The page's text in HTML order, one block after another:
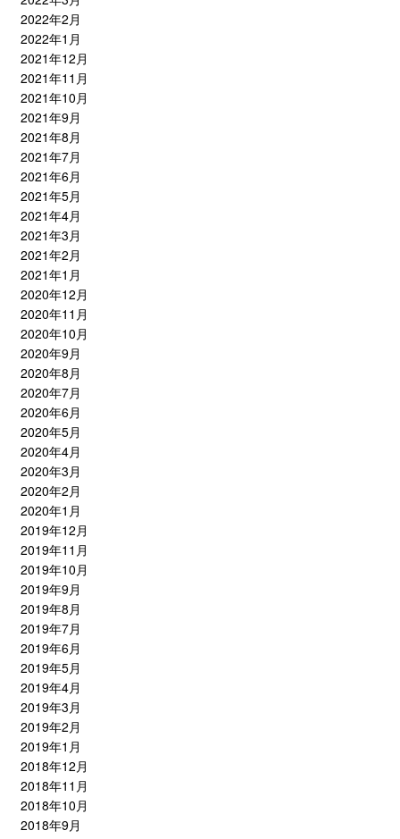
2022年2月
2022年1月
2021年12月
2021年11月
2021年10月
2021年9月
2021年8月
2021年7月
2021年6月
2021年5月
2021年4月
2021年3月
2021年2月
2021年1月
2020年12月
2020年11月
2020年10月
2020年9月
2020年8月
2020年7月
2020年6月
2020年5月
2020年4月
2020年3月
2020年2月
2020年1月
2019年12月
2019年11月
2019年10月
2019年9月
2019年8月
2019年7月
2019年6月
2019年5月
2019年4月
2019年3月
2019年2月
2019年1月
2018年12月
2018年11月
2018年10月
2018年9月